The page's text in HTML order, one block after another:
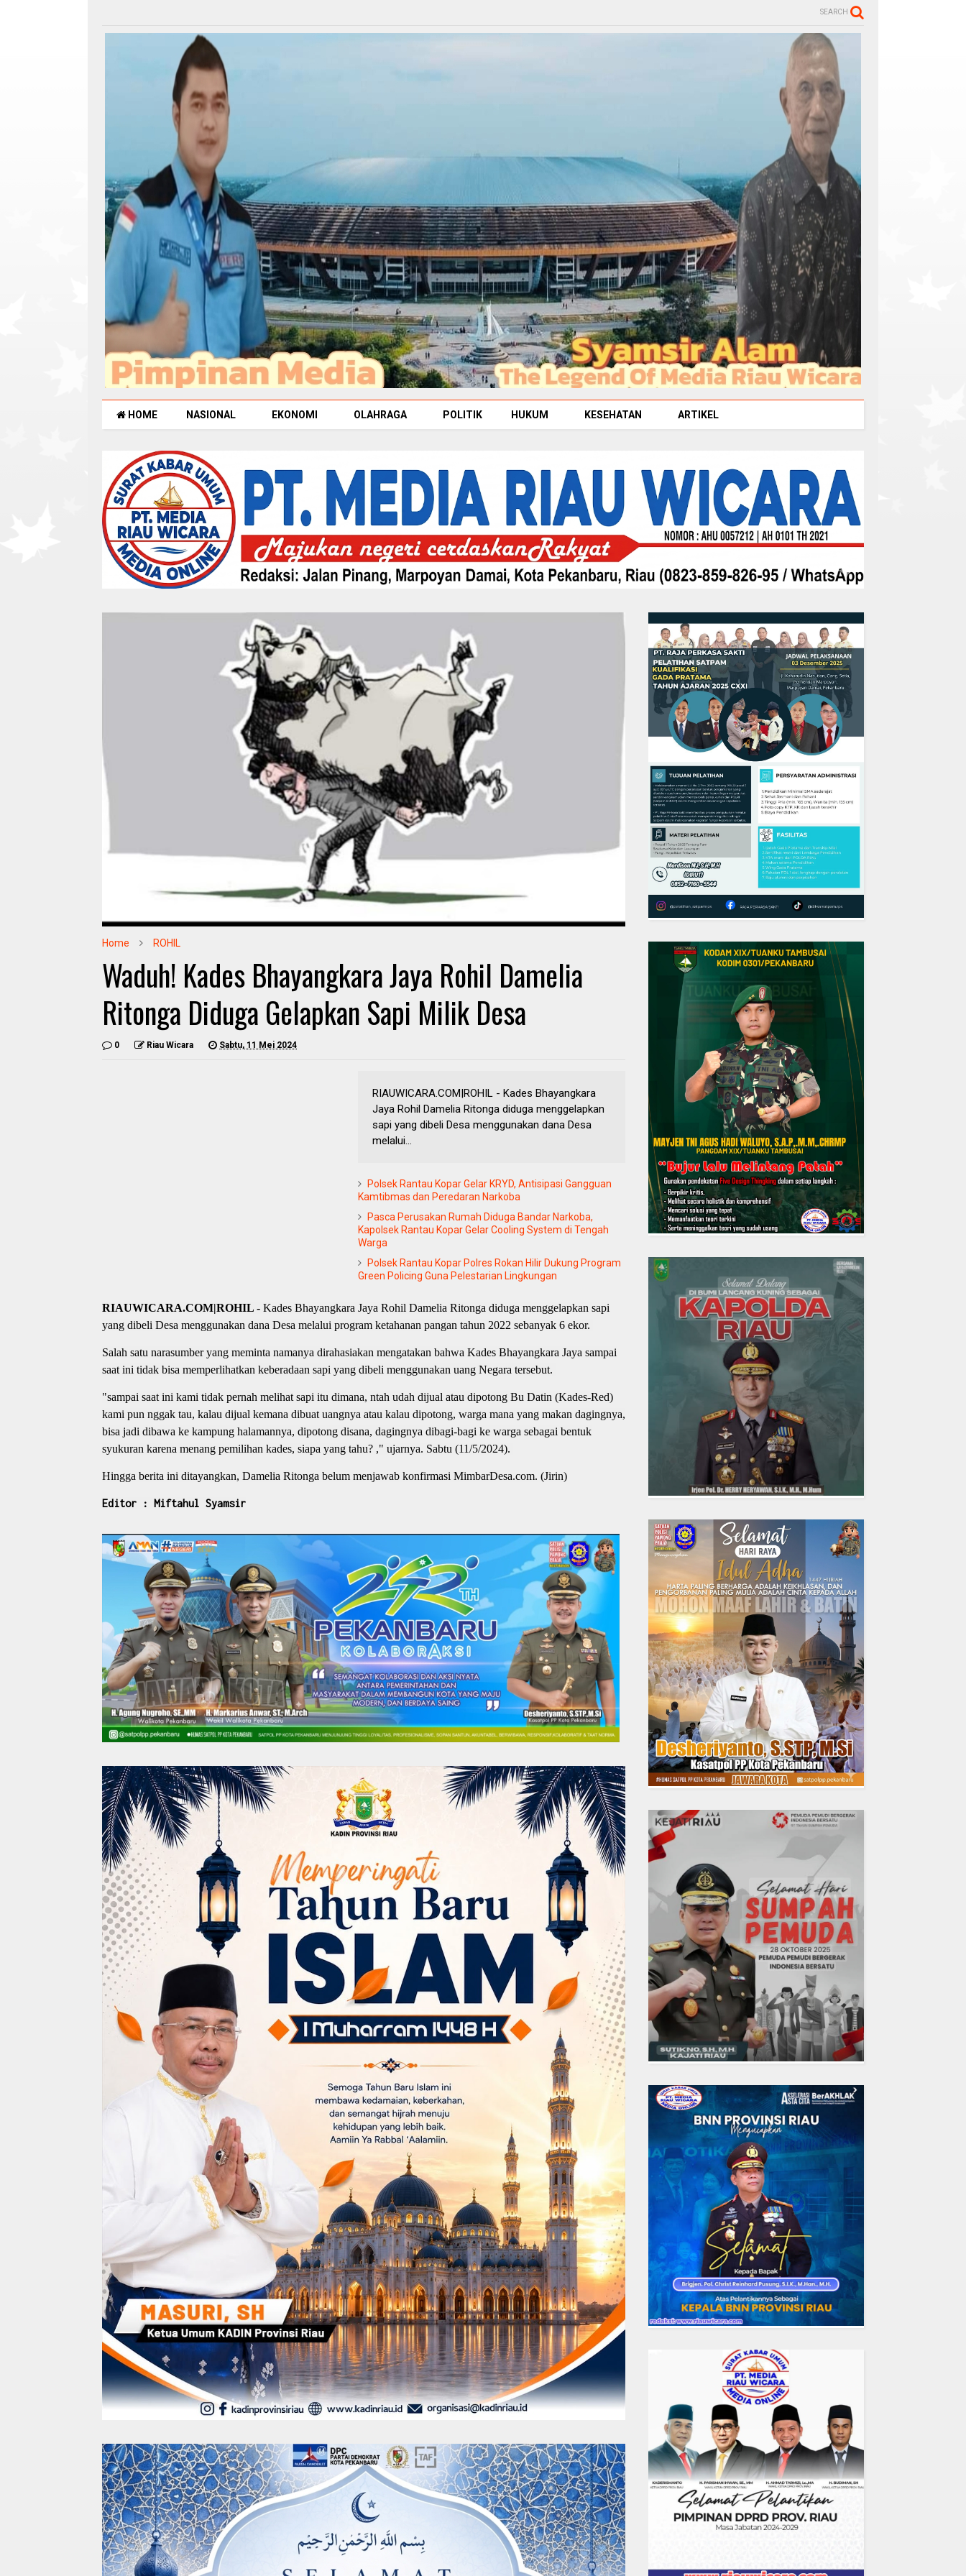
SEARCH
HOME NASIONAL EKONOMI OLAHRAGA POLITIK HUKUM KESEHATAN ARTIKEL
Home ROHIL
Waduh! Kades Bhayangkara Jaya Rohil Damelia
Ritonga Diduga Gelapkan Sapi Milik Desa
0 Riau Wicara Sabtu, 11 Mei 2024
RIAUWICARA.COM|ROHIL - Kades Bhayangkara
Jaya Rohil Damelia Ritonga diduga menggelapkan
sapi yang dibeli Desa menggunakan dana Desa
melalui...
Polsek Rantau Kopar Gelar KRYD, Antisipasi Gangguan
Kamtibmas dan Peredaran Narkoba
Pasca Perusakan Rumah Diduga Bandar Narkoba,
Kapolsek Rantau Kopar Gelar Cooling System di Tengah
Warga
Polsek Rantau Kopar Polres Rokan Hilir Dukung Program
Green Policing Guna Pelestarian Lingkungan
RIAUWICARA.COM|ROHIL - Kades Bhayangkara Jaya Rohil Damelia Ritonga diduga menggelapkan sapi
yang dibeli Desa menggunakan dana Desa melalui program ketahanan pangan tahun 2022 sebanyak 6 ekor.
Salah satu narasumber yang meminta namanya dirahasiakan mengatakan bahwa Kades Bhayangkara Jaya sampai
saat ini tidak bisa memperlihatkan keberadaan sapi yang dibeli menggunakan uang Negara tersebut.
"sampai saat ini kami tidak pernah melihat sapi itu dimana, ntah udah dijual atau dipotong Bu Datin (Kades-Red)
kami pun nggak tau, kalau dijual kemana dibuat uangnya atau kalau dipotong, warga mana yang makan dagingnya,
bisa jadi dibawa ke kampung halamannya, dipotong disana, dagingnya dibagi-bagi ke warga sebagai bentuk
syukuran karena menang pemilihan kades, siapa yang tahu? ," ujarnya. Sabtu (11/5/2024).
Hingga berita ini ditayangkan, Damelia Ritonga belum menjawab konfirmasi MimbarDesa.com. (Jirin)
Editor : Miftahul Syamsir